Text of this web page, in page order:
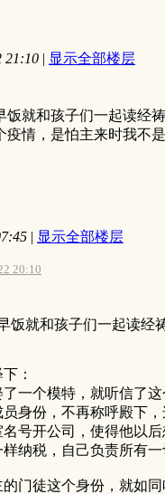
21:10 | 显示全部楼层
就和孩子们一起读经祷
疫情，是怕主来时我不
| 显示全部楼层
20:10
饭就和孩子们一起读经
：
个模特，就听信了这
身份，不再称呼殿下
号开公司，使得他以
纳税，自己负责所有
徒这个身份，就如同